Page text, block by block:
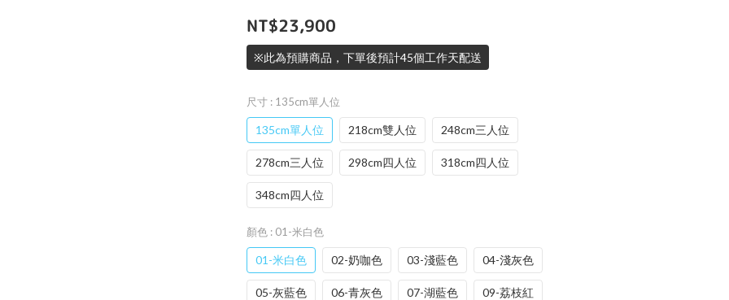
NT$23,900
※此為預購商品，下單後預計45個工作天配送
尺寸 : 135cm單人位
135cm單人位 218cm雙人位 248cm三人位
278cm三人位 298cm四人位 318cm四人位
348cm四人位
顏色 : 01-米白色
01-米白色 02-奶咖色 03-淺藍色 04-淺灰色
05-灰藍色 06-青灰色 07-湖藍色 09-荔枝紅